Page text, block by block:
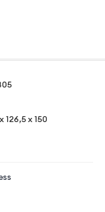
126,5 x 150